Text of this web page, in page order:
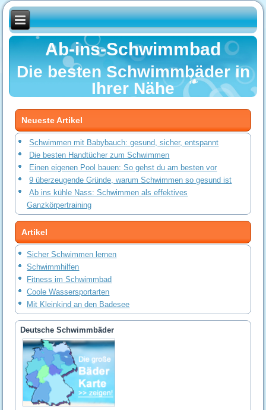
Ab-ins-Schwimmbad
Die besten Schwimmbäder in
Ihrer Nähe
Neueste Artikel
Schwimmen mit Babybauch: gesund, sicher, entspannt
Die besten Handtücher zum Schwimmen
Einen eigenen Pool bauen: So gehst du am besten vor
9 überzeugende Gründe, warum Schwimmen so gesund ist
Ab ins kühle Nass: Schwimmen als effektives
Ganzkörpertraining
Artikel
Sicher Schwimmen lernen
Schwimmhilfen
Fitness im Schwimmbad
Coole Wassersportarten
Mit Kleinkind an den Badesee
Deutsche Schwimmbäder